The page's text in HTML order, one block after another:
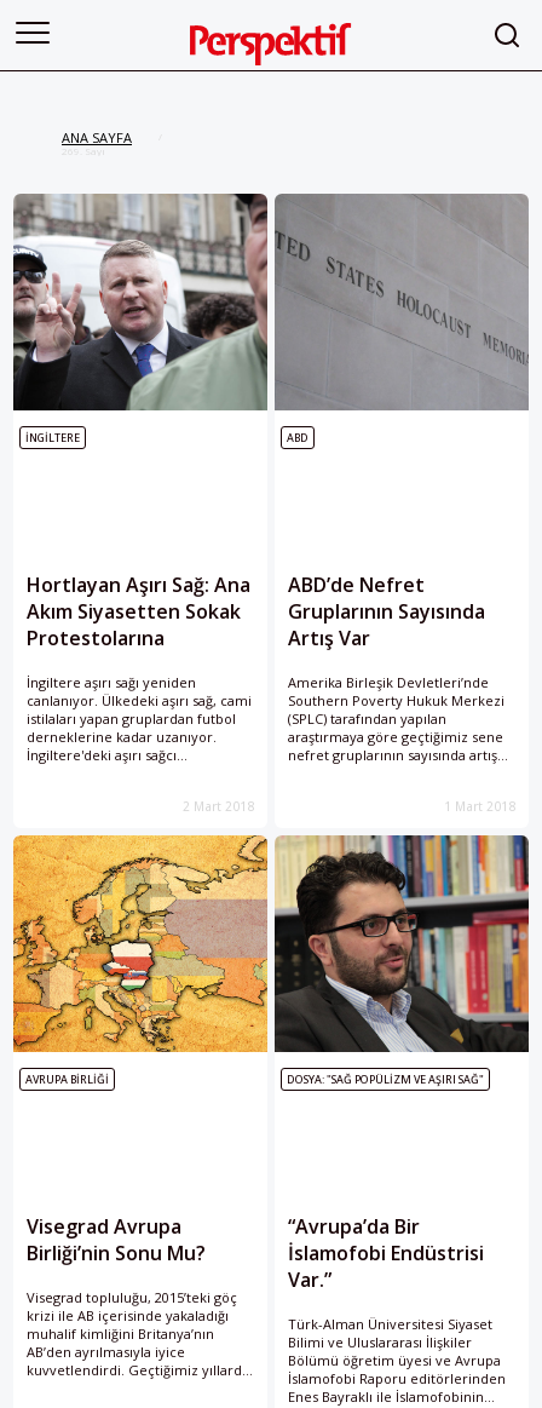
ANA SAYFA
269. Sayı
İNGILTERE
Hortlayan Aşırı Sağ: Ana
Akım Siyasetten Sokak
Protestolarına
İngiltere aşırı sağı yeniden
canlanıyor. Ülkedeki aşırı sağ, cami
istilaları yapan gruplardan futbol
derneklerine kadar uzanıyor.
İngiltere'deki aşırı sağcı
2 Mart 2018
ABD
ABD’de Nefret
Gruplarının Sayısında
Artış Var
Amerika Birleşik Devletleri’nde
Southern Poverty Hukuk Merkezi
(SPLC) tarafından yapılan
araştırmaya göre geçtiğimiz sene
nefret gruplarının sayısında artış
1 Mart 2018
AVRUPA BIRLIĞI
Visegrad Avrupa
Birliği’nin Sonu Mu?
Visegrad topluluğu, 2015’teki göç
krizi ile AB içerisinde yakaladığı
muhalif kimliğini Britanya’nın
AB’den ayrılmasıyla iyice
kuvvetlendirdi. Geçtiğimiz yıllarda
DOSYA: "SAĞ POPÜLIZM VE AŞIRI SAĞ"
“Avrupa’da Bir
İslamofobi Endüstrisi
Var.”
Türk-Alman Üniversitesi Siyaset
Bilimi ve Uluslararası İlişkiler
Bölümü öğretim üyesi ve Avrupa
İslamofobi Raporu editörlerinden
Enes Bayraklı ile İslamofobinin